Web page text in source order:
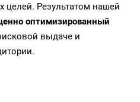
целей. Результатом нашей
оптимизированный
выдаче и